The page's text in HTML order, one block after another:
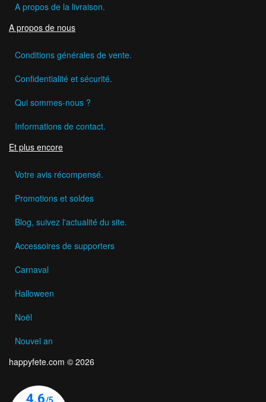
A propos de la livraison.
A propos de nous
Conditions générales de vente.
Confidentialité et sécurité.
Qui sommes-nous ?
Informations de contact.
Et plus encore
Votre avis récompensé.
Promotions et soldes
Blog, suivez l'actualité du site.
Accessoires de supporters
Carnaval
Halloween
Noël
Nouvel an
happyfete.com © 2026